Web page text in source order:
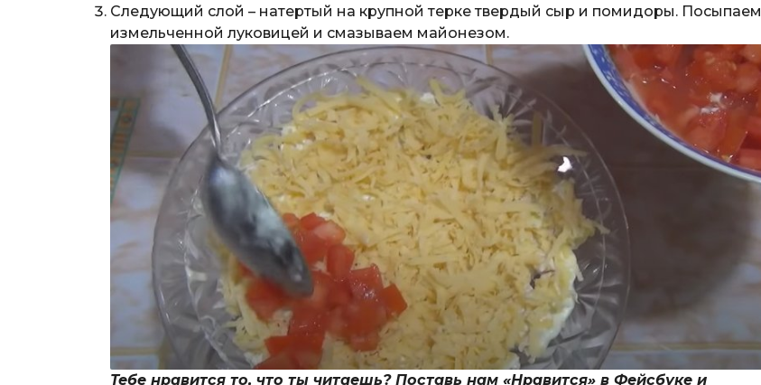
Следующий слой – натертый на крупной терке твердый сыр и помидоры. Посыпаем
измельченной луковицей и смазываем майонезом.
Тебе нравится то, что ты читаешь? Поставь нам «Нравится» в Фейсбуке и